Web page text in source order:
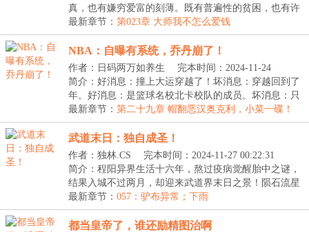
真，也有嫌穷爱富的刻薄。既有普遍性的贫困，也有许
多...
最新章节： 第023章 大师我不怎么爱钱
NBA：自曝有系统，乔丹崩了！
作者：日码两万如养生
完本时间：2024-11-24
11:12:34
简介：好消息：撞上大运穿越了！坏消息：穿越回到了
年。好消息：是篮球名校北卡校队的成员。坏消息：只
是...
最新章节： 第二十九章 帽翻恶汉奥克利，小菜一碟！
（求追读）
武道末日：独自成圣！
作者：独林.CS
完本时间：2024-11-27 00:22:31
简介：程阳异界生活十六年，熬过疫病觉醒胎中之谜，
结果入城不过两月，却迎来武道界末日之景！陨石流星
的...
最新章节： 057：驴布异常；下雨
都当皇帝了，谁还励精图治啊